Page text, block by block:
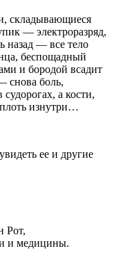
складывающиеся
— электроразряд,
назад — все тело
беспощадный
и бородой всадит
боль,
а кости,
изнутри…
ее и другие
Рот,
и медицины.